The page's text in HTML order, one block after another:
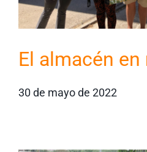
El almacén en
30 de mayo de 2022